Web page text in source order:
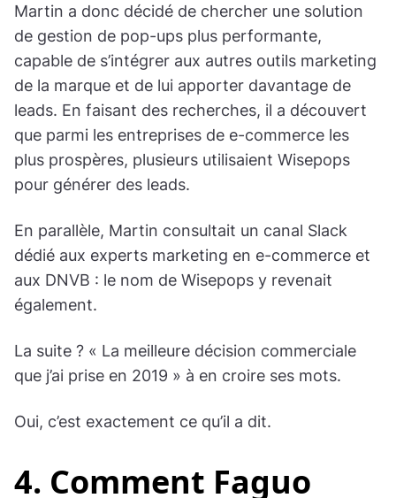
Martin a donc décidé de chercher une solution
de gestion de pop-ups plus performante,
capable de s’intégrer aux autres outils marketing
de la marque et de lui apporter davantage de
leads. En faisant des recherches, il a découvert
que parmi les entreprises de e-commerce les
plus prospères, plusieurs utilisaient Wisepops
pour générer des leads.
En parallèle, Martin consultait un canal Slack
dédié aux experts marketing en e-commerce et
aux DNVB : le nom de Wisepops y revenait
également.
La suite ? « La meilleure décision commerciale
que j’ai prise en 2019 » à en croire ses mots.
Oui, c’est exactement ce qu’il a dit.
4. Comment Faguo